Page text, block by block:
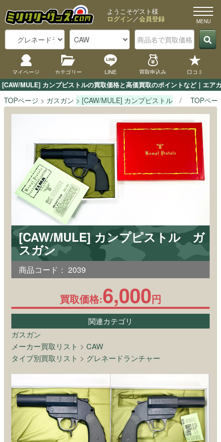
[CAW/MULE] カンプピストルの買取価格と高価買取のポイントなど｜エア
ようこそゲスト様
ログイン／会員登録
マイページ カテゴリー LINE 買取申込み 口コミ
TOPページ ガスガン [CAW/MULE] カンプピストル TOPペー
[CAW/MULE] カンプピストル ガ
スガン
商品コード： 2039
買取価格:6,000円
関連カテゴリ
ガスガン
メーカー買取リスト > CAW
タイプ別買取リスト > グレネードランチャー